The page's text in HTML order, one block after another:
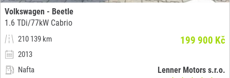
Volkswagen - Beetle
1.6 TDi/77kW Cabrio
210 139 km
2013
Nafta
199 900 Kč
Lenner Motors s.r.o.